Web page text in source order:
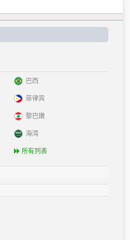
巴西
菲律宾
黎巴嫩
海湾
所有列表